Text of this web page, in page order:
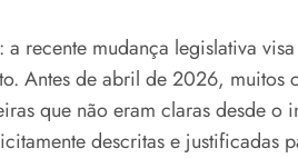
a recente mudança legislativa
Antes de abril de 2026, muitos
que não eram claras desde o
descritas e justificadas